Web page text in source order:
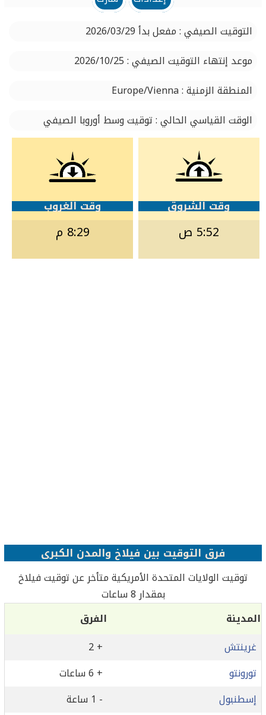
التوقيت الصيفي : مفعل بدأ 2026/03/29
موعد إنتهاء التوقيت الصيفي : 2026/10/25
المنطقة الزمنية : Europe/Vienna
الوقت القياسي الحالي : توقيت وسط أوروبا الصيفي
وقت الشروق
5:52 ص
وقت الغروب
8:29 م
فرق التوقيت بين فيلاخ والمدن الكبرى
توقيت الولايات المتحدة الأمريكية متأخر عن توقيت فيلاخ
بمقدار 8 ساعات
المدينة
الفرق
غرينتش
+ 2
تورونتو
+ 6 ساعات
إسطنبول
- 1 ساعة